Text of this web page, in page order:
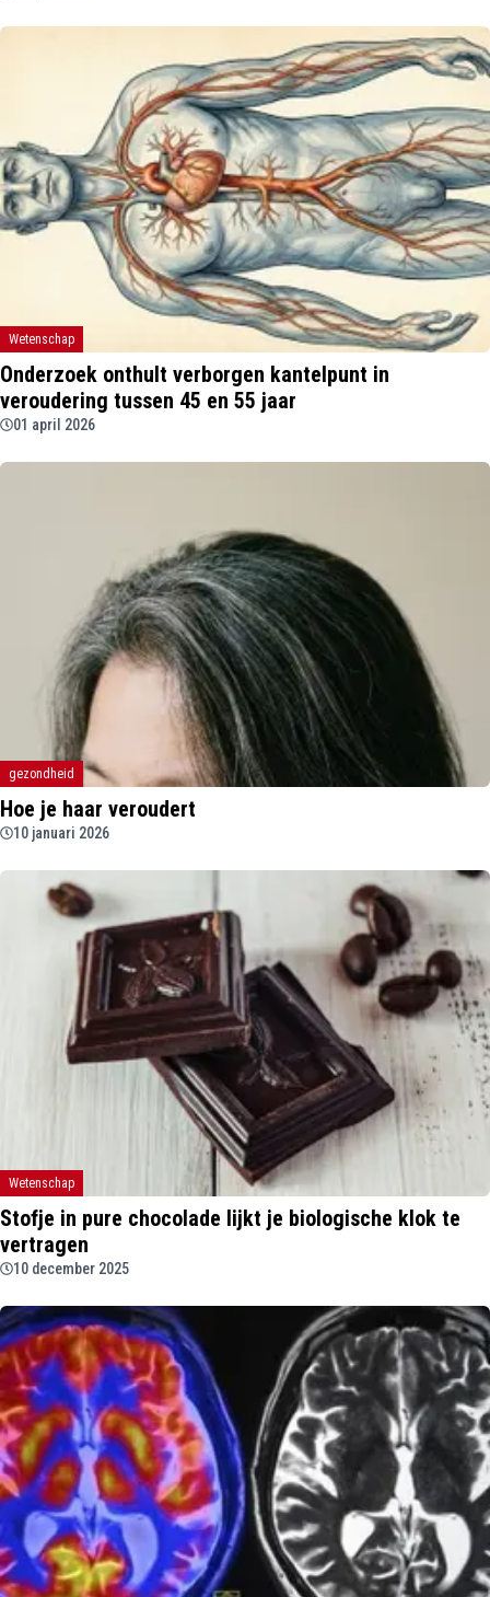
Wetenschap
Onderzoek onthult verborgen kantelpunt in
veroudering tussen 45 en 55 jaar
01 april 2026
gezondheid
Hoe je haar veroudert
10 januari 2026
Wetenschap
Stofje in pure chocolade lijkt je biologische klok te
vertragen
10 december 2025